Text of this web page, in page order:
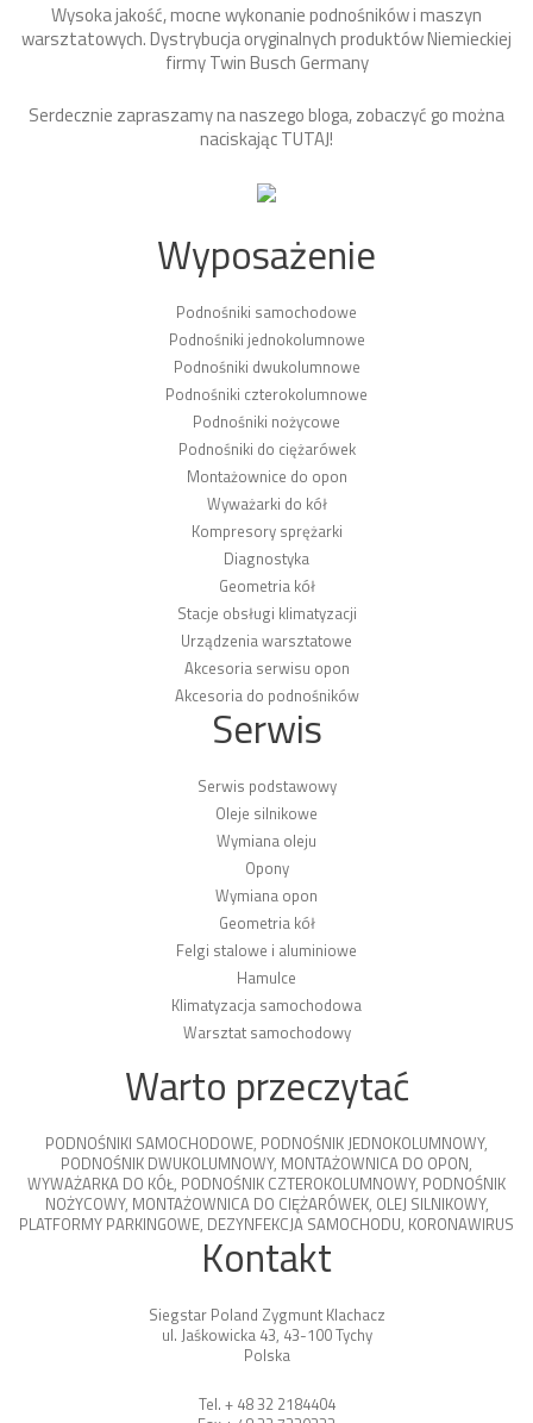
Wysoka jakość, mocne wykonanie podnośników i maszyn
warsztatowych. Dystrybucja oryginalnych produktów Niemieckiej
firmy Twin Busch Germany
Serdecznie zapraszamy na naszego bloga, zobaczyć go można
naciskającTUTAJ!
Wyposażenie
Podnośniki samochodowe
Podnośniki jednokolumnowe
Podnośniki dwukolumnowe
Podnośniki czterokolumnowe
Podnośniki nożycowe
Podnośniki do ciężarówek
Montażownice do opon
Wyważarki do kół
Kompresory sprężarki
Diagnostyka
Geometria kół
Stacje obsługi klimatyzacji
Urządzenia warsztatowe
Akcesoria serwisu opon
Akcesoria do podnośników
Serwis
Serwis podstawowy
Oleje silnikowe
Wymiana oleju
Opony
Wymiana opon
Geometria kół
Felgi stalowe i aluminiowe
Hamulce
Klimatyzacja samochodowa
Warsztat samochodowy
Warto przeczytać
PODNOŚNIKI SAMOCHODOWE, PODNOŚNIK JEDNOKOLUMNOWY,
PODNOŚNIK DWUKOLUMNOWY, MONTAŻOWNICA DO OPON,
WYWAŻARKA DO KÓŁ, PODNOŚNIK CZTEROKOLUMNOWY, PODNOŚNIK
NOŻYCOWY, MONTAŻOWNICA DO CIĘŻARÓWEK, OLEJ SILNIKOWY,
PLATFORMY PARKINGOWE, DEZYNFEKCJA SAMOCHODU, KORONAWIRUS
Kontakt
Siegstar Poland Zygmunt Klachacz
ul. Jaśkowicka 43, 43-100 Tychy
Polska
Tel. + 48 32 2184404